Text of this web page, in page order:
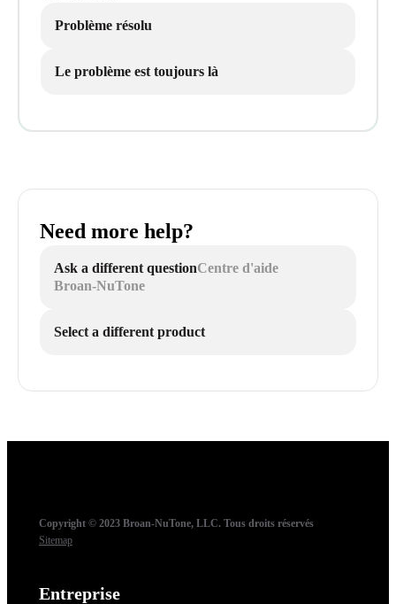
Problème résolu
Le problème est toujours là
Need more help?
Ask a different questionCentre d'aide
Broan-NuTone
Select a different product
Copyright © 2023 Broan-NuTone, LLC. Tous droits réservés
Sitemap
Entreprise